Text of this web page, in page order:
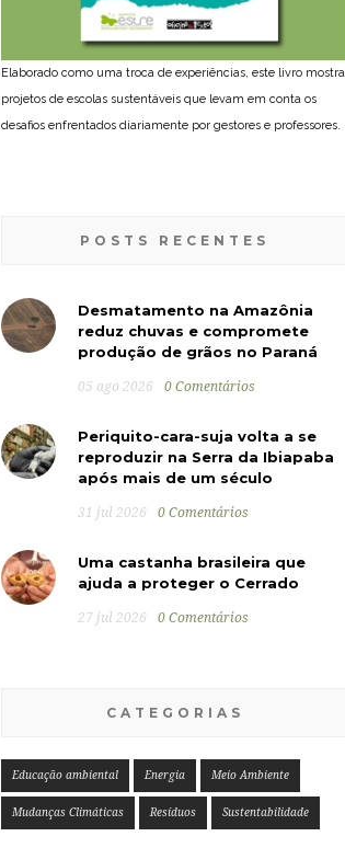
Elaborado como uma troca de experiências, este livro mostra
projetos de escolas sustentáveis que levam em conta os
desafios enfrentados diariamente por gestores e professores.
POSTS RECENTES
Desmatamento na Amazônia
reduz chuvas e compromete
produção de grãos no Paraná
05 ago 2026 0 Comentários
Periquito-cara-suja volta a se
reproduzir na Serra da Ibiapaba
após mais de um século
31 jul 2026 0 Comentários
Uma castanha brasileira que
ajuda a proteger o Cerrado
27 jul 2026 0 Comentários
CATEGORIAS
Educação ambiental Energia Meio Ambiente
Mudanças Climáticas Resíduos Sustentabilidade